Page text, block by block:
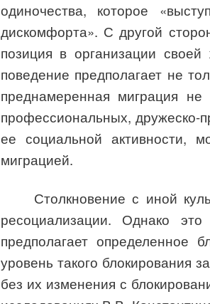
одиночества, которое
дискомфорта». С другой
позиция в организации
поведение предполагает не
преднамеренная миграция
профессиональных, дружеско-
ее социальной активности,
миграцией.
Столкновение с иной
ресоциализации. Однако
предполагает определенное
уровень такого блокирования
без их изменения с